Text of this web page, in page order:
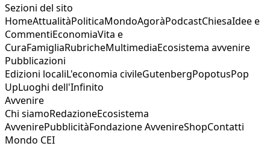
Sezioni del sito
HomeAttualitàPoliticaMondoAgoràPodcastChiesaIdee e
CommentiEconomiaVita e
CuraFamigliaRubricheMultimediaEcosistema avvenire
Pubblicazioni
Edizioni localiL'economia civileGutenbergPopotusPop
UpLuoghi dell'Infinito
Avvenire
Chi siamoRedazioneEcosistema
AvvenirePubblicitàFondazione AvvenireShopContatti
Mondo CEI